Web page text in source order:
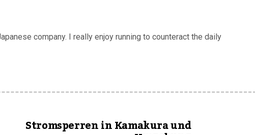
company. I really enjoy running to counteract the daily
Stromsperren in Kamakura und